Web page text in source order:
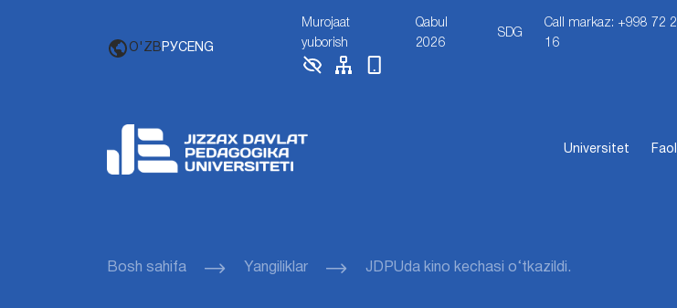
O'ZB РУСENG
Murojaat
yuborish
Qabul
2026
SDG
Call markaz: +998 72
16
Universitet
Bosh sahifa Yangiliklar JDPUda kino kechasi o‘tkazildi.